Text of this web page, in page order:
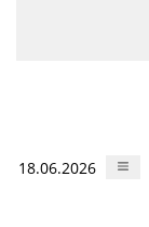
18.06.2026